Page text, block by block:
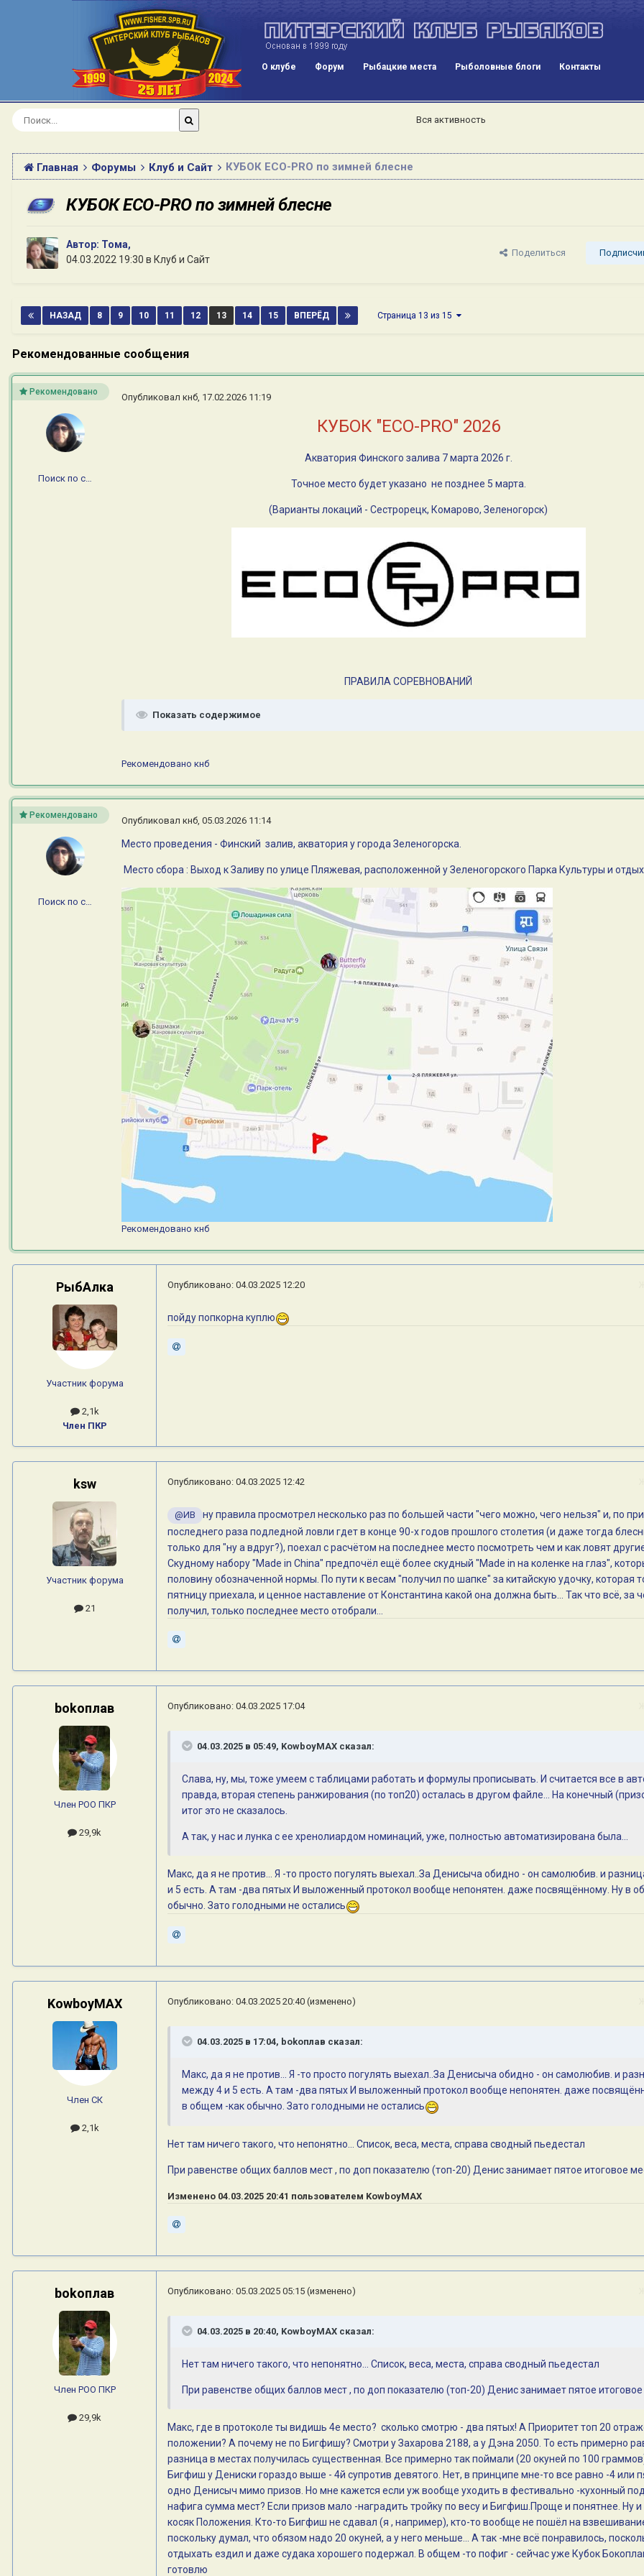
О клубе Форум Рыбацкие места Рыболовные блоги Контакты
Вся активность
Главная Форумы Клуб и Сайт КУБОК ECO-PRO по зимней блесне
КУБОК ECO-PRO по зимней блесне
Автор: Тома,
04.03.2022 19:30 в Клуб и Сайт
Поделиться
НАЗАД 8 9 10 11 12 13 14 15 ВПЕРЁД Страница 13 из 15
Рекомендованные сообщения
Рекомендовано
Поиск по сайту
Опубликовал кнб, 17.02.2026 11:19
КУБОК "ECO-PRO" 2026
Акватория Финского залива 7 марта 2026 г.
Точное место будет указано не позднее 5 марта.
(Варианты локаций - Сестрорецк, Комарово, Зеленогорск)
ПРАВИЛА СОРЕВНОВАНИЙ
Показать содержимое
Рекомендовано кнб
Рекомендовано
Поиск по сайту
Опубликовал кнб, 05.03.2026 11:14
Место проведения - Финский залив, акватория у города Зеленогорска.
Место сбора : Выход к Заливу по улице Пляжевая, расположенной у Зеленогорского Парка Культуры и
Рекомендовано кнб
РыбАлка
Участник форума
2,1k
Член ПКР
Опубликовано: 04.03.2025 12:20
пойду попкорна куплю
ksw
Участник форума
21
Опубликовано: 04.03.2025 12:42
@ИВ
ну правила просмотрел несколько раз по большей части "чего можно, чего нельзя" и, по
последнего раза подледной ловли гдет в конце 90-х годов прошлого столетия (и даже тогда
только для "ну а вдруг?), поехал с расчётом на последнее место посмотреть чем и как ловят
Скудному набору "Made in China" предпочёл ещё более скудный "Made in на коленке на глаз",
половину обозначенной нормы. По пути к весам "получил по шапке" за китайскую удочку, которая
пятницу приехала, и ценное наставление от Константина какой она должна быть... Так что всё, за
получил, только последнее место отобрали...
bokoплав
Член РОО ПКР
29,9k
Опубликовано: 04.03.2025 17:04
04.03.2025 в 05:49, KowboyMAX сказал:
Слава, ну, мы, тоже умеем с таблицами работать и формулы прописывать. И считается все в
правда, вторая степень ранжирования (по топ20) осталась в другом файле... На конечный
итог это не сказалось.
А так, у нас и лунка с ее хренолиардом номинаций, уже, полностью автоматизирована была...
Макс, да я не против... Я -то просто погулять выехал..За Денисыча обидно - он самолюбив. и
и 5 есть. А там -два пятых И выложенный протокол вообще непонятен. даже посвящённому. Ну в
обычно. Зато голодными не остались
KowboyMAX
Член СК
2,1k
Опубликовано: 04.03.2025 20:40 (изменено)
04.03.2025 в 17:04, bokoплав сказал:
Макс, да я не против... Я -то просто погулять выехал..За Денисыча обидно - он самолюбив. и
между 4 и 5 есть. А там -два пятых И выложенный протокол вообще непонятен. даже
в общем -как обычно. Зато голодными не остались
Нет там ничего такого, что непонятно... Список, веса, места, справа сводный пьедестал
При равенстве общих баллов мест , по доп показателю (топ-20) Денис занимает пятое итоговое
Изменено 04.03.2025 20:41 пользователем KowboyMAX
bokoплав
Член РОО ПКР
29,9k
Опубликовано: 05.03.2025 05:15 (изменено)
04.03.2025 в 20:40, KowboyMAX сказал:
Нет там ничего такого, что непонятно... Список, веса, места, справа сводный пьедестал
При равенстве общих баллов мест , по доп показателю (топ-20) Денис занимает пятое
Макс, где в протоколе ты видишь 4е место? сколько смотрю - два пятых! А Приоритет топ 20
положении? А почему не по Бигфишу? Смотри у Захарова 2188, а у Дэна 2050. То есть примерно
разница в местах получилась существенная. Все примерно так поймали (20 окуней по 100
Бигфиш у Дениски гораздо выше - 4й супротив девятого. Нет, в принципе мне-то все равно -4 или
одно Денисыч мимо призов. Но мне кажется если уж вообще уходить в фестивально -кухонный
нафига сумма мест? Если призов мало -наградить тройку по весу и Бигфиш.Проще и понятнее. Ну и
косяк Положения. Кто-то Бигфиш не сдавал (я , например), кто-то вообще не пошёл на
поскольку думал, что обязом надо 20 окуней, а у него меньше... А так -мне всё понравилось,
отдыхать ездил и даже судака хорошего подержал. В общем -то пофиг - сейчас уже Кубок
готовлю